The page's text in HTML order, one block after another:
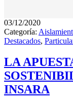
03/12/2020
Categoría:
Destacados,
LA
INSARA